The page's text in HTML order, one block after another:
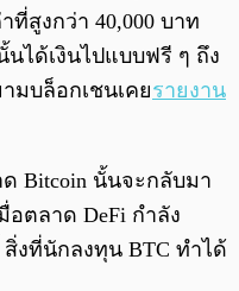
สูงกว่า 40,000 บาท
ได้เงินไปแบบฟรี ๆ ถึง
มบล็อกเชนเคยรายงาน
Bitcoin นั้นจะกลับมา
อตลาด DeFi กำลัง
งที่นักลงทุน BTC ทำได้